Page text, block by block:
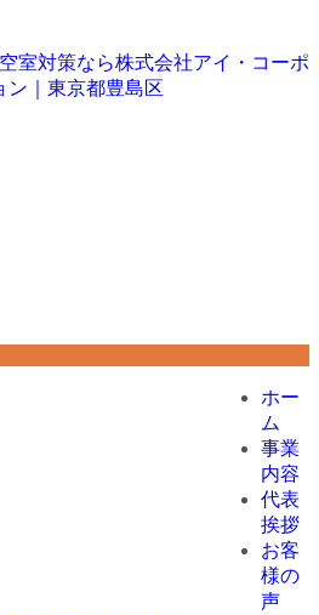
ホー
ム
事業
内容
代表
挨拶
お客
様の
声